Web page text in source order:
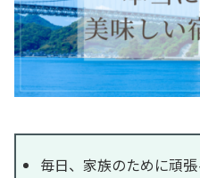
毎日、家族のために頑